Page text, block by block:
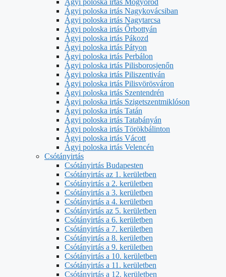
Ágyi poloska irtás Mogyoród
Ágyi poloska irtás Nagykovácsiban
Ágyi poloska irtás Nagytarcsa
Ágyi poloska irtás Őrbottyán
Ágyi poloska irtás Pákozd
Ágyi poloska irtás Pátyon
Ágyi poloska irtás Perbálon
Ágyi poloska irtás Pilisborosjenőn
Ágyi poloska irtás Piliszentiván
Ágyi poloska irtás Pilisvörösváron
Ágyi poloska irtás Szentendrén
Ágyi poloska irtás Szigetszentmiklóson
Ágyi poloska irtás Tatán
Ágyi poloska irtás Tatabányán
Ágyi poloska irtás Törökbálinton
Ágyi poloska irtás Vácott
Ágyi poloska irtás Velencén
Csótányirtás
Csótányirtás Budapesten
Csótányirtás az 1. kerületben
Csótányirtás a 2. kerületben
Csótányirtás a 3. kerületben
Csótányirtás a 4. kerületben
Csótányirtás az 5. kerületben
Csótányirtás a 6. kerületben
Csótányirtás a 7. kerületben
Csótányirtás a 8. kerületben
Csótányirtás a 9. kerületben
Csótányirtás a 10. kerületben
Csótányirtás a 11. kerületben
Csótányirtás a 12. kerületben